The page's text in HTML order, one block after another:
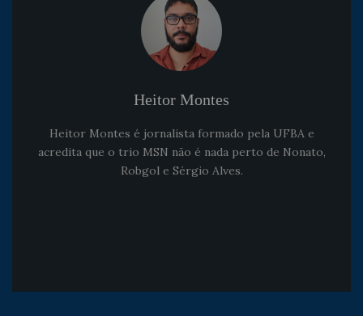
Heitor Montes
Heitor Montes é jornalista formado pela UFBA e
acredita que o trio MSN não é nada perto de Nonato,
Robgol e Sérgio Alves.